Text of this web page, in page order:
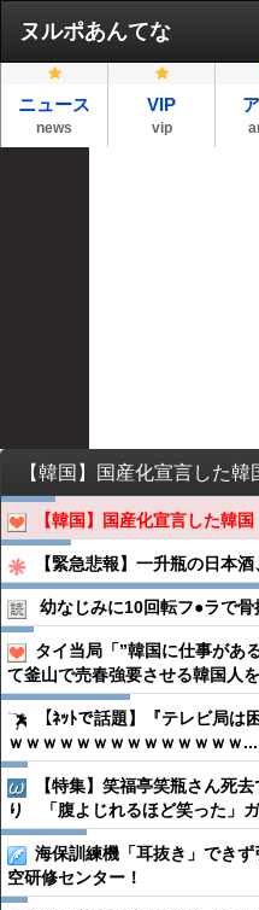
ヌルポあんてな
ニュース
news
VIP
vip
【韓国】国産化宣言した韓
【緊急悲報】一升瓶の日本
幼なじみに10回転フ●︎ラで
タイ当局「”韓国に仕事が
て釜山で売春強要させる韓国人
【ﾈｯﾄで話題】『テレビ局
ｗｗｗｗｗｗｗｗｗｗｗｗｗｗ...
【特集】笑福亭笑瓶さん死
り 「腹よじれるほど笑った」
海保訓練機「耳抜き」でき
空研修センター！